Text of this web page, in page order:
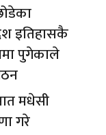
इतिहासकै
पुगेकाले
मधेसी
गरे